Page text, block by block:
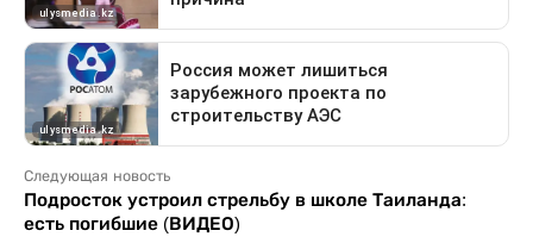
Следующая новость
Подросток устроил стрельбу в школе Таиланда:
есть погибшие (ВИДЕО)